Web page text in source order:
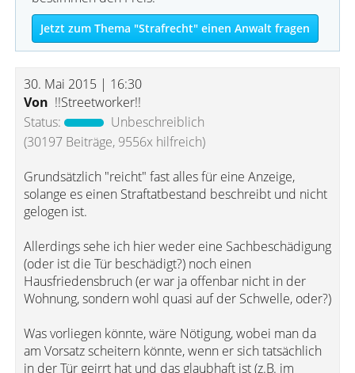
Jetzt zum Thema "Strafrecht" einen Anwalt fragen
30. Mai 2015 | 16:30
Von !!Streetworker!!
Status:
Unbeschreiblich
(30197 Beiträge, 9556x hilfreich)
Grundsätzlich "reicht" fast alles für eine Anzeige,
solange es einen Straftatbestand beschreibt und nicht
gelogen ist.
Allerdings sehe ich hier weder eine Sachbeschädigung
(oder ist die Tür beschädigt?) noch einen
Hausfriedensbruch (er war ja offenbar nicht in der
Wohnung, sondern wohl quasi auf der Schwelle, oder?)
Was vorliegen könnte, wäre Nötigung, wobei man da
am Vorsatz scheitern könnte, wenn er sich tatsächlich
in der Tür geirrt hat und das glaubhaft ist (z.B. im